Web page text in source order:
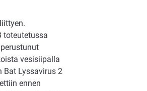
toteutetussa
vesisiipalla
Bat Lyssavirus 2
ennen